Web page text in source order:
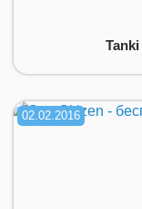
02.02.2016